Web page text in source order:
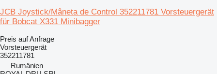
JCB Joystick/Mâneta de Control 352211781 Vorsteuergerät
für Bobcat X331 Minibagger
Preis auf Anfrage
Vorsteuergerät
352211781
Rumänien